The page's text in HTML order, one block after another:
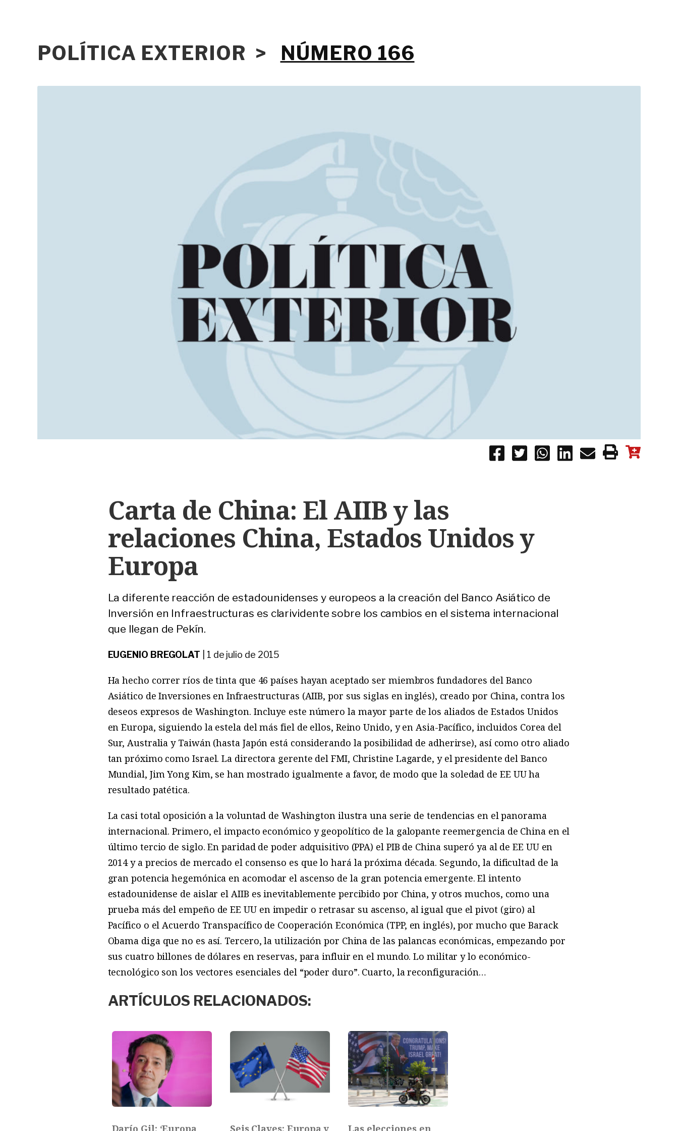
POLÍTICA EXTERIOR > NÚMERO 166
Carta de China: El AIIB y las
relaciones China, Estados Unidos y
Europa
La diferente reacción de estadounidenses y europeos a la creación del Banco Asiático de
Inversión en Infraestructuras es clarividente sobre los cambios en el sistema internacional
que llegan de Pekín.
EUGENIO BREGOLAT 1 de julio de 2015
Ha hecho correr ríos de tinta que 46 países hayan aceptado ser miembros fundadores del Banco
Asiático de Inversiones en Infraestructuras (AIIB, por sus siglas en inglés), creado por China, contra los
deseos expresos de Washington. Incluye este número la mayor parte de los aliados de Estados Unidos
en Europa, siguiendo la estela del más fiel de ellos, Reino Unido, y en Asia-Pacífico, incluidos Corea del
Sur, Australia y Taiwán (hasta Japón está considerando la posibilidad de adherirse), así como otro aliado
tan próximo como Israel. La directora gerente del FMI, Christine Lagarde, y el presidente del Banco
Mundial, Jim Yong Kim, se han mostrado igualmente a favor, de modo que la soledad de EE UU ha
resultado patética.
La casi total oposición a la voluntad de Washington ilustra una serie de tendencias en el panorama
internacional. Primero, el impacto económico y geopolítico de la galopante reemergencia de China en el
último tercio de siglo. En paridad de poder adquisitivo (PPA) el PIB de China superó ya al de EE UU en
2014 y a precios de mercado el consenso es que lo hará la próxima década. Segundo, la dificultad de la
gran potencia hegemónica en acomodar el ascenso de la gran potencia emergente. El intento
estadounidense de aislar el AIIB es inevitablemente percibido por China, y otros muchos, como una
prueba más del empeño de EE UU en impedir o retrasar su ascenso, al igual que el pivot (giro) al
Pacífico o el Acuerdo Transpacífico de Cooperación Económica (TPP, en inglés), por mucho que Barack
Obama diga que no es así. Tercero, la utilización por China de las palancas económicas, empezando por
sus cuatro billones de dólares en reservas, para influir en el mundo. Lo militar y lo económico-
tecnológico son los vectores esenciales del “poder duro”. Cuarto, la reconfiguración…
ARTÍCULOS RELACIONADOS:
Darío Gil: ‘Europa Seis Claves: Europa y Las elecciones en